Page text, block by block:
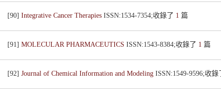
[90] Integrative Cancer Therapies ISSN:1534-7354;收錄了 1 篇
[91] MOLECULAR PHARMACEUTICS ISSN:1543-8384;收錄了 1 篇
[92] Journal of Chemical Information and Modeling ISSN:1549-9596;收